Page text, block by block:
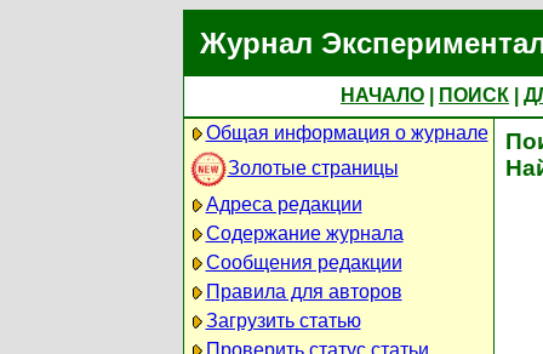
Журнал
НАЧАЛО ПОИСК
Общая информация о журнале
Золотые страницы
Адреса редакции
Содержание журнала
Сообщения редакции
Правила для авторов
Загрузить статью
Проверить статус статьи